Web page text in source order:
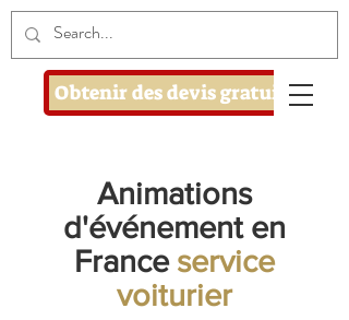
Obtenir des devis gratuits
Animations
d'événement en
France service
voiturier